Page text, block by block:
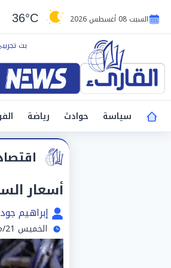
السبت 08 أغسطس 2026 36°C
سياسة
حوادث رياضة
أسعار السمك
إبراهيم
الخميس 21/مايو/2026 - 09:30 ص